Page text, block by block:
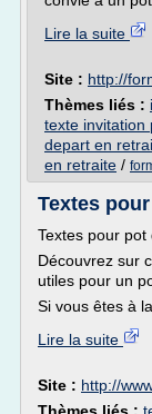
Lire la suite
Site : http://
Thèmes liés :
texte invitation
depart en
en retraite /
Textes
Textes pour pot
Découvrez sur
utiles pour un
Si vous êtes à
Lire la suite
Site : http://